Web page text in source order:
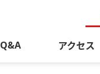
Q&A アクセス